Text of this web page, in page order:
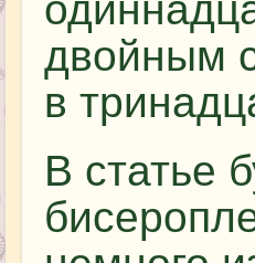
двойным
в
В статье